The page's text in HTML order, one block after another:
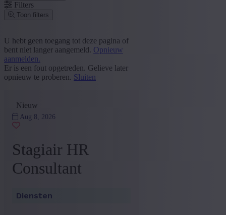
Filters
Toon filters
Zoek vacatures
Segment
HR(5)
Logistiek, Aankoop en Facility
Antwerpen
(14)
West-Vlaanderen(9)
Brussels Hoofdstedelijk Gewest
Vlaams-Brabant
U hebt geen toegang tot deze pagina of
bent niet langer aangemeld. Opnieuw
aanmelden.
Er is een fout opgetreden. Gelieve later
opnieuw te proberen. Sluiten
Nieuw
Aug 8, 2026
Stagiair HR
Consultant
Diensten